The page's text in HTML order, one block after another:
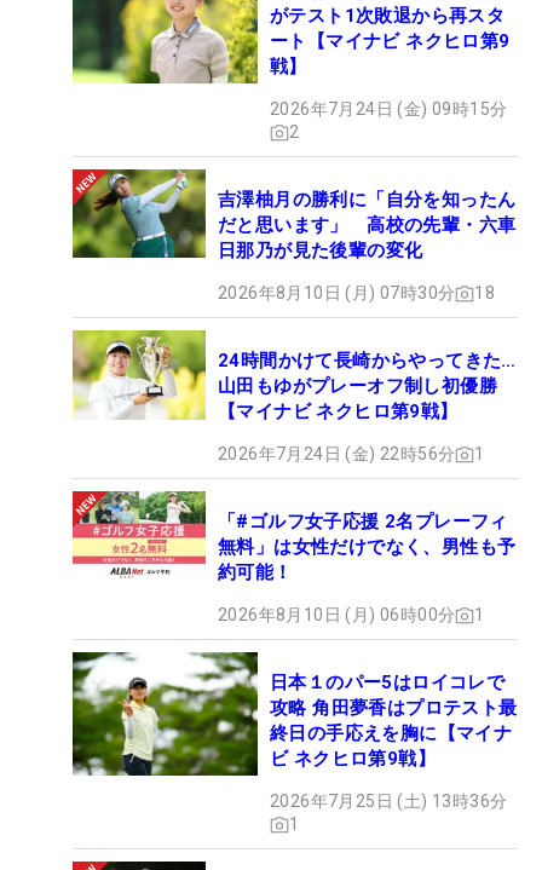
がテスト1次敗退から再スタ
ート【マイナビ ネクヒロ第9
戦】
2026年7月24日 (金) 09時15分
2
吉澤柚月の勝利に「自分を知ったん
だと思います」 高校の先輩・六車
日那乃が見た後輩の変化
2026年8月10日 (月) 07時30分 18
24時間かけて長崎からやってきた…
山田もゆがプレーオフ制し初優勝
【マイナビ ネクヒロ第9戦】
2026年7月24日 (金) 22時56分 1
「#ゴルフ女子応援 2名プレーフィ
無料」は女性だけでなく、男性も予
約可能！
2026年8月10日 (月) 06時00分 1
日本１のパー5はロイコレで
攻略 角田夢香はプロテスト最
終日の手応えを胸に【マイナ
ビ ネクヒロ第9戦】
2026年7月25日 (土) 13時36分
1